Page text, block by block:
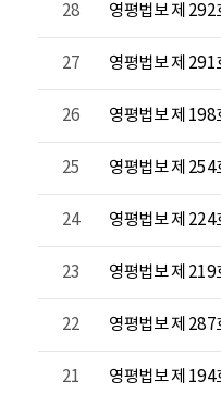
28 영평법보 제
27 영평법보 제
26 영평법보 제
25 영평법보 제
24 영평법보 제
23 영평법보 제
22 영평법보 제 287
21 영평법보 제